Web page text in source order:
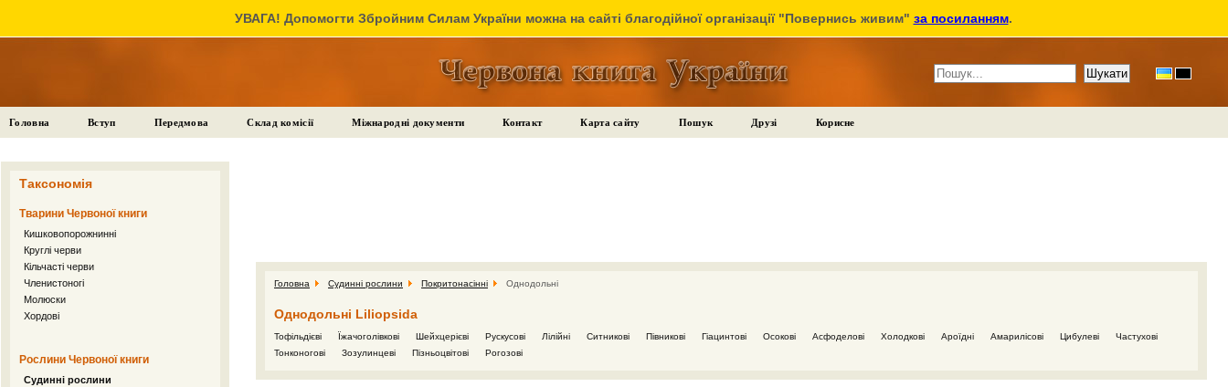
УВАГА! Допомогти Збройним Силам України можна на сайті благодійної організації "Повернись живим" за посиланням.
Головна Вступ Передмова Склад комісії Міжнародні документи Контакт Карта сайту Пошук Друзі Корисне
Таксономія
Тварини Червоної книги
Кишковопорожнинні
Круглі черви
Кільчасті черви
Членистоногі
Молюски
Хордові
Рослини Червоної книги
Судинні рослини
Головна Судинні рослини Покритонасінні Однодольні
Однодольні Liliopsida
Тофільдієві Їжачоголівкові Шейхцерієві Рускусові Лілійні Ситникові Півникові Гіацинтові Осокові Асфоделові Холодкові Ароїдні Амарилісові Цибулеві
Частухові
Тонконогові
Зозулинцеві Пізньоцвітові Рогозові